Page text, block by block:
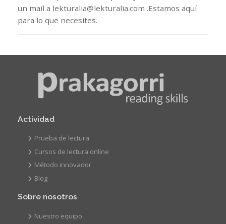
un mail a lekturalia@lekturalia.com .Estamos aquí
para lo que necesites.
Actividad
Prueba de lectura
Cursos de lectura online
Método innovador
Blog
Sobre nosotros
Nuestro equipo